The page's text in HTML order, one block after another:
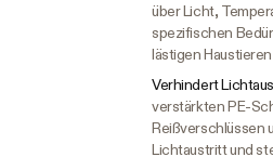
über Licht,
spezifischen
lästigen
Verhindert
verstärkten PE-
Reißverschlüssen
Lichtaustritt und